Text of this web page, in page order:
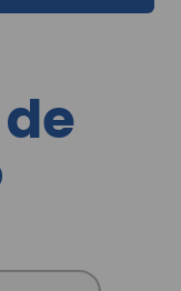
finalidades
los derechos
mis datos
declaro que
les dé